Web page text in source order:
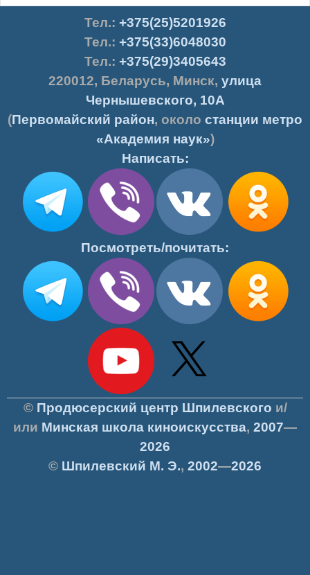
Тел.: +375(25)5201926
Тел.: +375(33)6048030
Тел.: +375(29)3405643
220012, Беларусь, Минск, улица
Чернышевского, 10А
(Первомайский район, около станции метро
«Академия наук»)
Написать:
Посмотреть/почитать:
© Продюсерский центр Шпилевского и/
или Минская школа киноискусства, 2007—
2026
© Шпилевский М. Э., 2002—2026